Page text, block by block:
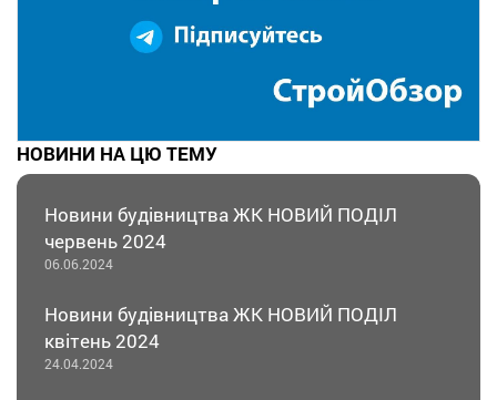
НОВИНИ НА ЦЮ ТЕМУ
Новини будівництва ЖК НОВИЙ ПОДІЛ
червень 2024
06.06.2024
Новини будівництва ЖК НОВИЙ ПОДІЛ
квітень 2024
24.04.2024